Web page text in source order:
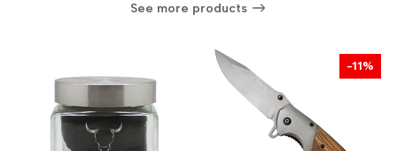
See more products
-11%